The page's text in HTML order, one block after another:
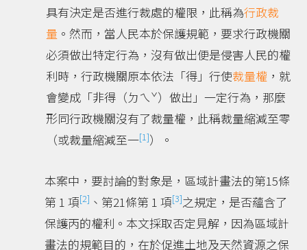
具有決定是否進行裁處的權限，此稱為行政裁
量 。然而，當人民本於保護規範，要求行政機關
必須做出特定行為，沒有做出便是侵害人民的權
利時，行政機關原本依法「得」行使裁量權 ，就
會變成「非得（ㄉㄟˇ）做出」一定行為，那麼
形同行政機關沒有了裁量權，此稱裁量縮減至零
（或裁量縮減至一[1]）。
本案中，要討論的對象是，區域計畫法的第15條
第 1 項[2] 、第21條第 1 項[3]之規定，是否蘊含了
保護丙的權利。本文採取否定見解，因為區域計
畫法的規範目的，在於促進土地及天然資源之保